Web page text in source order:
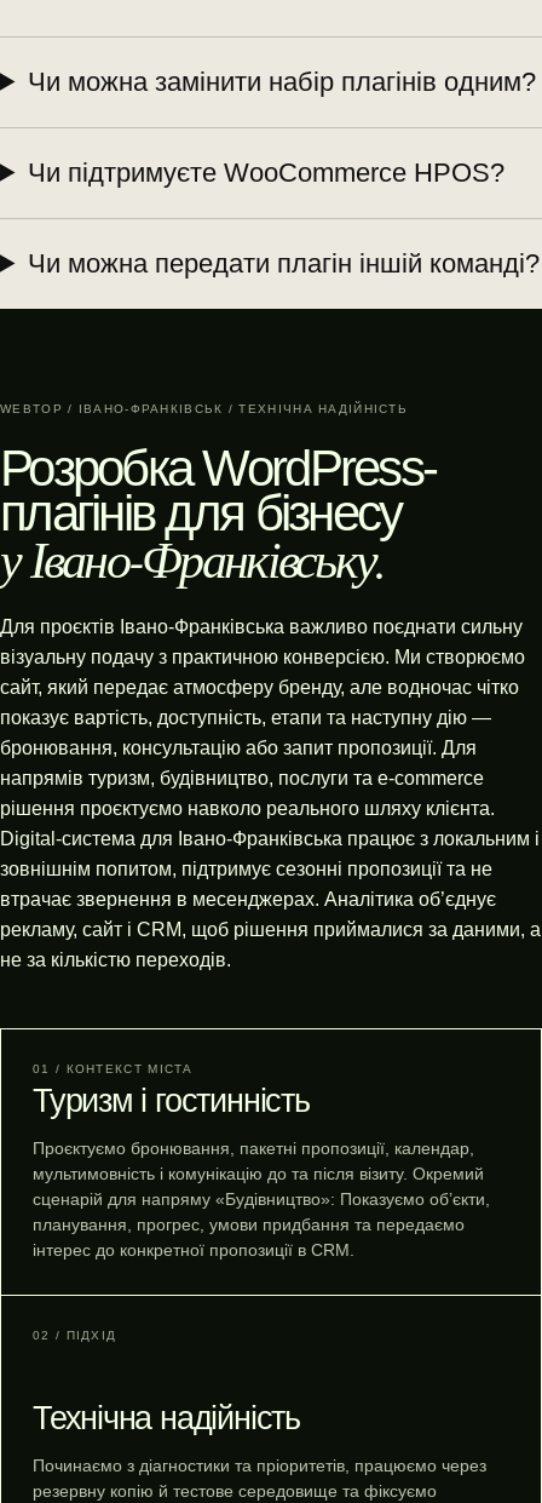
Чи можна замінити набір плагінів одним?
Чи підтримуєте WooCommerce HPOS?
Чи можна передати плагін іншій команді?
WEBTOP / ІВАНО-ФРАНКІВСЬК / ТЕХНІЧНА НАДІЙНІСТЬ
Розробка WordPress-
плагінів для бізнесу
у Івано-Франківську.
Для проєктів Івано-Франківська важливо поєднати сильну
візуальну подачу з практичною конверсією. Ми створюємо
сайт, який передає атмосферу бренду, але водночас чітко
показує вартість, доступність, етапи та наступну дію —
бронювання, консультацію або запит пропозиції. Для
напрямів туризм, будівництво, послуги та e-commerce
рішення проєктуємо навколо реального шляху клієнта.
Digital-система для Івано-Франківська працює з локальним і
зовнішнім попитом, підтримує сезонні пропозиції та не
втрачає звернення в месенджерах. Аналітика об’єднує
рекламу, сайт і CRM, щоб рішення приймалися за даними, а
не за кількістю переходів.
01 / КОНТЕКСТ МІСТА
Туризм і гостинність
Проєктуємо бронювання, пакетні пропозиції, календар,
мультимовність і комунікацію до та після візиту. Окремий
сценарій для напряму «Будівництво»: Показуємо об’єкти,
планування, прогрес, умови придбання та передаємо
інтерес до конкретної пропозиції в CRM.
02 / ПІДХІД
Технічна надійність
Починаємо з діагностики та пріоритетів, працюємо через
резервну копію й тестове середовище та фіксуємо